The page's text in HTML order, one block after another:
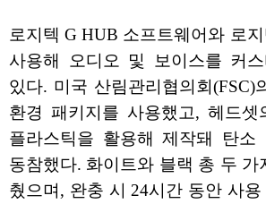
로지텍 G HUB 소프트웨어와 로
사용해 오디오 및 보이스를 커
있다. 미국 산림관리협의회(FSC)
환경 패키지를 사용했고, 헤드셋
플라스틱을 활용해 제작돼 탄소
동참했다. 화이트와 블랙 총 두 가
췄으며, 완충 시 24시간 동안 사